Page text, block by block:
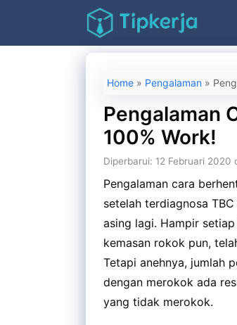
isi
Home » Pengalaman »
Pengalaman
100% Work!
Diperbarui: 12 Februari 2020
Pengalaman cara
setelah terdiagnosa
asing lagi. Hampir
kemasan rokok pun,
Tetapi anehnya, jumlah
dengan merokok ada
yang tidak merokok.